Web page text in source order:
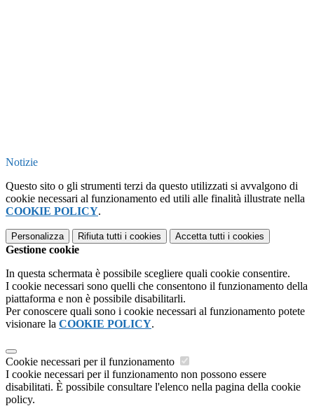
Notizie
Questo sito o gli strumenti terzi da questo utilizzati si avvalgono di
cookie necessari al funzionamento ed utili alle finalità illustrate nella
COOKIE POLICY.
Personalizza Rifiuta tutti i cookies Accetta tutti i cookies
Gestione cookie
In questa schermata è possibile scegliere quali cookie consentire.
I cookie necessari sono quelli che consentono il funzionamento della
piattaforma e non è possibile disabilitarli.
Per conoscere quali sono i cookie necessari al funzionamento potete
visionare la COOKIE POLICY.
Cookie necessari per il funzionamento
I cookie necessari per il funzionamento non possono essere
disabilitati. È possibile consultare l'elenco nella pagina della cookie
policy.